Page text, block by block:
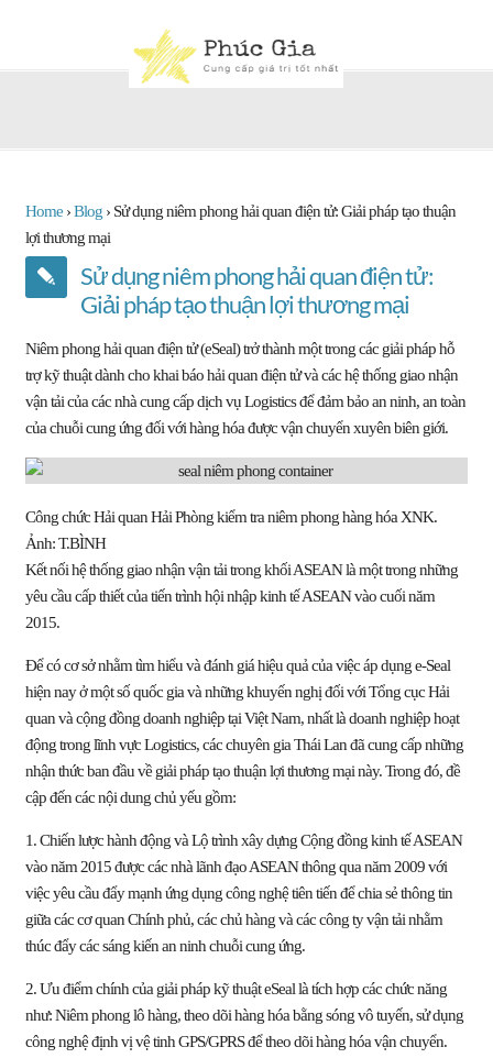
Home ›Blog › Sử dụng niêm phong hải quan điện tử: Giải pháp tạo thuận
lợi thương mại
Sử dụng niêm phong hải quan điện tử:
Giải pháp tạo thuận lợi thương mại
Niêm phong hải quan điện tử (eSeal) trở thành một trong các giải pháp hỗ
trợ kỹ thuật dành cho khai báo hải quan điện tử và các hệ thống giao nhận
vận tải của các nhà cung cấp dịch vụ Logistics để đảm bảo an ninh, an toàn
của chuỗi cung ứng đối với hàng hóa được vận chuyển xuyên biên giới.
Công chức Hải quan Hải Phòng kiểm tra niêm phong hàng hóa XNK.
Ảnh: T.BÌNH
Kết nối hệ thống giao nhận vận tải trong khối ASEAN là một trong những
yêu cầu cấp thiết của tiến trình hội nhập kinh tế ASEAN vào cuối năm
2015.
Để có cơ sở nhằm tìm hiểu và đánh giá hiệu quả của việc áp dụng e-Seal
hiện nay ở một số quốc gia và những khuyến nghị đối với Tổng cục Hải
quan và cộng đồng doanh nghiệp tại Việt Nam, nhất là doanh nghiệp hoạt
động trong lĩnh vực Logistics, các chuyên gia Thái Lan đã cung cấp những
nhận thức ban đầu về giải pháp tạo thuận lợi thương mại này. Trong đó, đề
cập đến các nội dung chủ yếu gồm:
1. Chiến lược hành động và Lộ trình xây dựng Cộng đồng kinh tế ASEAN
vào năm 2015 được các nhà lãnh đạo ASEAN thông qua năm 2009 với
việc yêu cầu đẩy mạnh ứng dụng công nghệ tiên tiến để chia sẻ thông tin
giữa các cơ quan Chính phủ, các chủ hàng và các công ty vận tải nhằm
thúc đẩy các sáng kiến an ninh chuỗi cung ứng.
2. Ưu điểm chính của giải pháp kỹ thuật eSeal là tích hợp các chức năng
như: Niêm phong lô hàng, theo dõi hàng hóa bằng sóng vô tuyến, sử dụng
công nghệ định vị vệ tinh GPS/GPRS để theo dõi hàng hóa vận chuyển.